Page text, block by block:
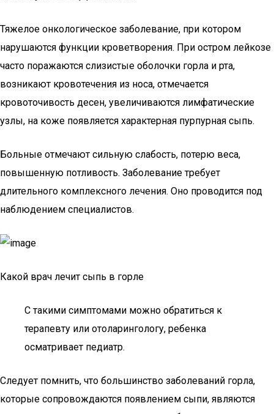
Тяжелое онкологическое заболевание, при котором
нарушаются функции кроветворения. При остром лейкозе
часто поражаются слизистые оболочки горла и рта,
возникают кровотечения из носа, отмечается
кровоточивость десен, увеличиваются лимфатические
узлы, на коже появляется характерная пурпурная сыпь.
Больные отмечают сильную слабость, потерю веса,
повышенную потливость. Заболевание требует
длительного комплексного лечения. Оно проводится под
наблюдением специалистов.
Какой врач лечит сыпь в горле
С такими симптомами можно обратиться к
терапевту или отоларингологу, ребенка
осматривает педиатр.
Следует помнить, что большинство заболеваний горла,
которые сопровождаются появлением сыпи, являются